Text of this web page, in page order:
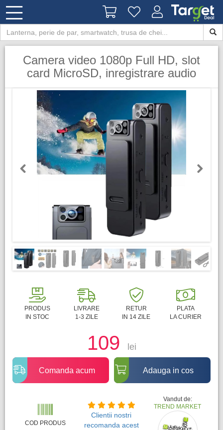
Camera video 1080p Full HD, slot
card MicroSD, inregistrare audio
PRODUS
IN STOC
LIVRARE
1-3 ZILE
RETUR
IN 14 ZILE
PLATA
LA CURIER
109 lei
Comanda acum Adauga in cos
COD PRODUS
Clientii nostri
recomanda acest
Vandut de:
TREND MARKET